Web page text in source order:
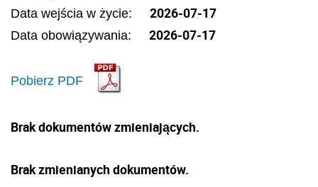
Data wejścia w życie: 2026-07-17
Data obowiązywania: 2026-07-17
Pobierz PDF
Brak dokumentów zmieniających.
Brak zmienianych dokumentów.